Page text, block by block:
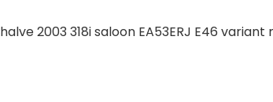
2003 318i saloon EA53ERJ E46